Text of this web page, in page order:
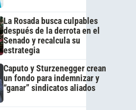
La Rosada busca culpables
después de la derrota en el
Senado y recalcula su
estrategia
Caputo y Sturzenegger crean
un fondo para indemnizar y
“ganar” sindicatos aliados